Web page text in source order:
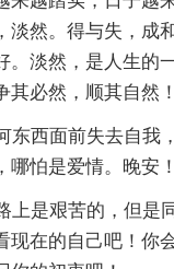
淡然。得与失，成
。淡然，是人生的
其必然，顺其自然
西面前失去自我
哪怕是爱情。晚安！
是艰苦的，但是同
现在的自己吧！你